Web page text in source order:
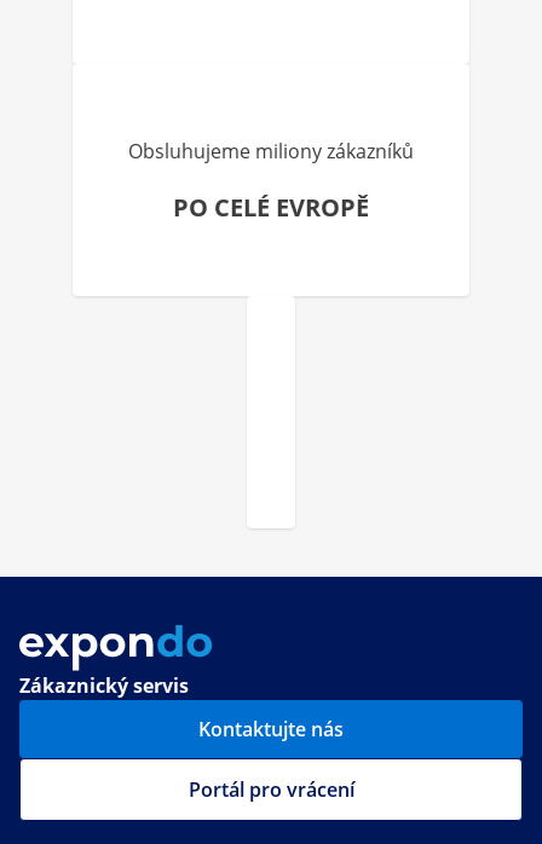
Obsluhujeme miliony zákazníků
PO CELÉ EVROPĚ
Zákaznický servis
Kontaktujte nás
Portál pro vrácení